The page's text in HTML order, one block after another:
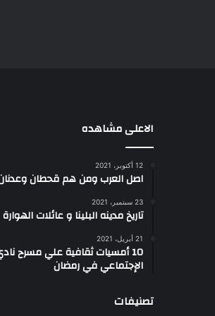
الاعلى مشاهده
12 أكتوبر، 2021
اصل العرب ومن هم قحطان
23 سبتمبر، 2021
تاريخ مدينه البلينا و عائلات الهوارة
21 أبريل، 2021
10 أمسيات ثقافية علي مسرح
الإجتماعي في رمضان
تصنيفات
عبدالله
بطولات
لم
تبدأ
الشيخ
أبناء سيناء لم